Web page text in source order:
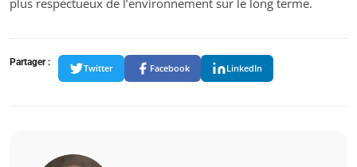
Partager :
Twitter Facebook LinkedIn